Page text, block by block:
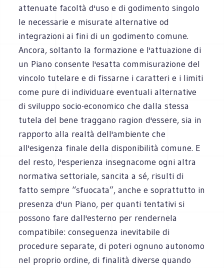
attenuate facoltà d'uso e di godimento singolo
le necessarie e misurate alternative od
integrazioni ai fini di un godimento comune.
Ancora, soltanto la formazione e l'attuazione di
un Piano consente l'esatta commisurazione del
vincolo tutelare e di fissarne i caratteri e i limiti
come pure di individuare eventuali alternative
di sviluppo socio-economico che dalla stessa
tutela del bene traggano ragion d'essere, sia in
rapporto alla realtà dell'ambiente che
all'esigenza finale della disponibilità comune. E
del resto, l'esperienza insegnacome ogni altra
normativa settoriale, sancita a sé, risulti di
fatto sempre “sfuocata”, anche e soprattutto in
presenza d'un Piano, per quanti tentativi si
possono fare dall'esterno per rendernela
compatibile: conseguenza inevitabile di
procedure separate, di poteri ognuno autonomo
nel proprio ordine, di finalità diverse quando